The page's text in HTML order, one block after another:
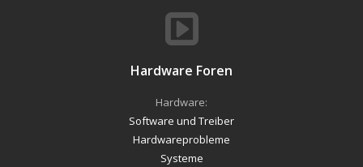
Hardware Foren
Hardware:
Software und Treiber
Hardwareprobleme
Systeme